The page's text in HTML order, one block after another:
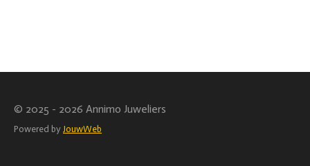
© 2025 - 2026 Annimo Juweliers
Powered by JouwWeb